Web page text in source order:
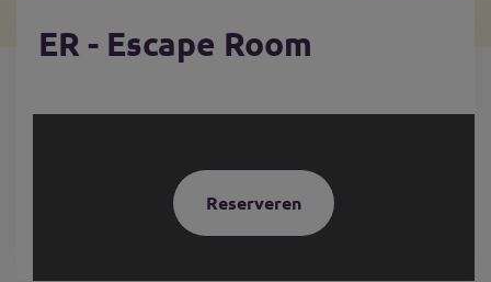
ER - Escape Room
Reserveren